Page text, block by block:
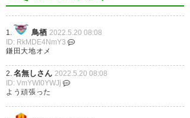
サカ #ヨーロッパリーグ #UEL
https://t.co/0V5AY4XMeM
— ゲキサカ (gekisaka)2022, 5
月 19
#UELfinal
— 徳重龍徳（ライター）@ホー
(tatsunoritoku)2022, 5月 19
1. 鳥栖 2022.5.20 08:08
ID: RkMDE4NmY3
鎌田大地オメ
2. 名無しさん 2022.5.20 08:08
ID: VmYWI0YWJj
よう頑張った